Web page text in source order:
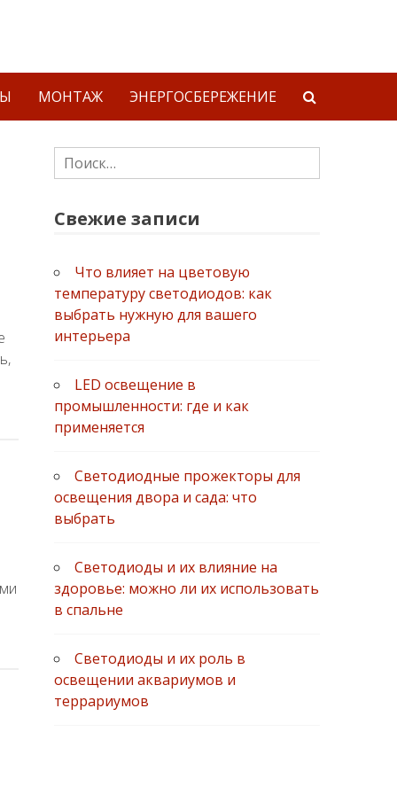
МОНТАЖ ЭНЕРГОСБЕРЕЖЕНИЕ
Найти:
Свежие записи
Что влияет на цветовую
температуру светодиодов: как
выбрать нужную для вашего
интерьера
LED освещение в
промышленности: где и как
применяется
Светодиодные прожекторы для
освещения двора и сада: что
выбрать
Светодиоды и их влияние на
здоровье: можно ли их использовать
в спальне
Светодиоды и их роль в
освещении аквариумов и
террариумов